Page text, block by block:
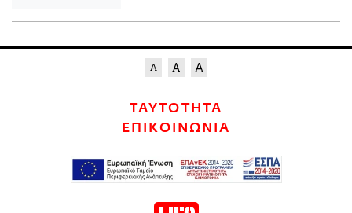
ΤΑΥΤΟΤΗΤΑ
ΕΠΙΚΟΙΝΩΝΙΑ